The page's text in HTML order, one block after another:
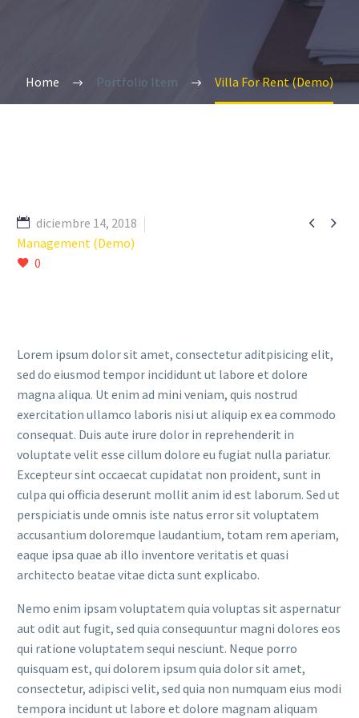
Home Portfolio Item Villa For Rent (Demo)
 
diciembre 14, 2018
Management (Demo)
0
Lorem ipsum dolor sit amet, consectetur aditpisicing elit,
sed do eiusmod tempor incididunt ut labore et dolore
magna aliqua. Ut enim ad mini veniam, quis nostrud
exercitation ullamco laboris nisi ut aliquip ex ea commodo
consequat. Duis aute irure dolor in reprehenderit in
voluptate velit esse cillum dolore eu fugiat nulla pariatur.
Excepteur sint occaecat cupidatat non proident, sunt in
culpa qui officia deserunt mollit anim id est laborum. Sed ut
perspiciatis unde omnis iste natus error sit voluptatem
accusantium doloremque laudantium, totam rem aperiam,
eaque ipsa quae ab illo inventore veritatis et quasi
architecto beatae vitae dicta sunt explicabo.
Nemo enim ipsam voluptatem quia voluptas sit aspernatur
aut odit aut fugit, sed quia consequuntur magni dolores eos
qui ratione voluptatem sequi nesciunt. Neque porro
quisquam est, qui dolorem ipsum quia dolor sit amet,
consectetur, adipisci velit, sed quia non numquam eius modi
tempora incidunt ut labore et dolore magnam aliquam